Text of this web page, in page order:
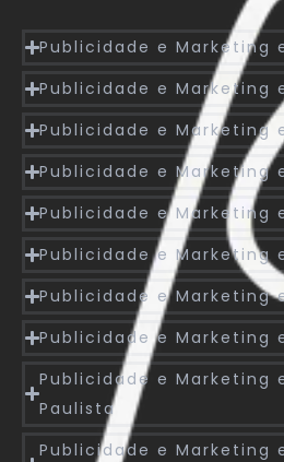
Publicidade e Marketing
Publicidade e Marketing
Publicidade e Marketing
Publicidade e Marketing
Publicidade e Marketing
Publicidade e Marketing
Publicidade e Marketing
Publicidade e Marketing
Publicidade e Marketing
Paulista
Publicidade e Marketing